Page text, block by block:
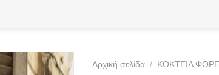
Αρχική σελίδα / ΚΟΚΤΕΙΛ